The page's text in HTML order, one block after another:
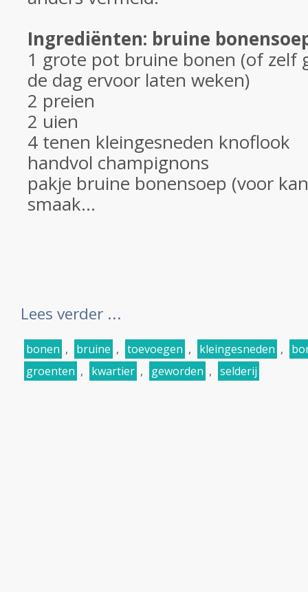
Ingrediënten: bruine
1 grote pot bruine bonen (of zelf
de dag ervoor laten weken)
2 preien
2 uien
4 tenen kleingesneden knoflook
handvol champignons
pakje bruine bonensoep (voor
smaak...
Lees verder ...
bonen , bruine , toevoegen , kleingesneden ,
groenten , kwartier , geworden , selderij